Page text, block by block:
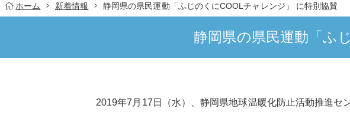
ホーム 新着情報 静岡県の県民運動「ふじのくにCOOLチャレンジ」 に特別協賛
静岡県の県民運動「ふ
2019年7月17日（水）、静岡県地球温暖化防止活動推進